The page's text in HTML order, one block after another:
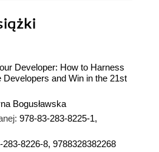
Developer: How to Harness
and Win in the 21st
Bogusławska
978-83-283-8225-1,
283-8226-8, 9788328382268